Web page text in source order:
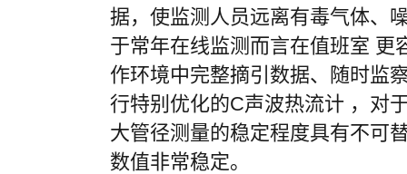
据，使监测人员远离有毒气体、
于常年在线监测而言在值班室 更
作环境中完整摘引数据、随时监
行特别优化的C声波热流计 ，对
大管径测量的稳定程度具有不可
数值非常稳定。